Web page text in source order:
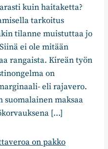
kuin haitaketta?
tarkoitus
tilanne muistuttaa jo
ei ole mitään
rangaista. Kireän työn
on
eli rajavero.
maksaa
[…]
on pakko